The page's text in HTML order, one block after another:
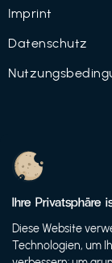
Imprint
Datenschutz
© 2021
Ihre Privatsphäre
Diese Website
Technologien, um